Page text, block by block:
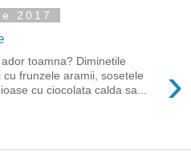
2017
›
toamna? Diminetile
frunzele aramii, sosetele
cu ciocolata calda sa...